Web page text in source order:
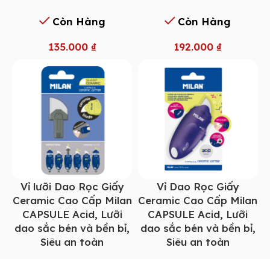
Còn Hàng
135.000 ₫
Còn Hàng
192.000₫
Vỉ lưỡi Dao Rọc Giấy
Ceramic Cao Cấp Milan
CAPSULE Acid, Lưỡi
dao sắc bén và bền bỉ,
Siêu an toàn
Vỉ Dao Rọc Giấy
Ceramic Cao Cấp Milan
CAPSULE Acid, Lưỡi
dao sắc bén và bền bỉ,
Siêu an toàn